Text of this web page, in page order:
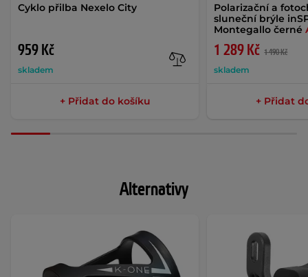
Cyklo přilba Nexelo City
959 Kč
skladem
+ Přidat do košíku
Polarizační a
sluneční brýle
Montegallo černé
1 289 Kč 1 490 Kč
skladem
+ Přidat
Alternativy